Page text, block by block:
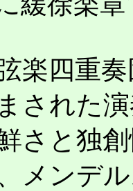
楽四重奏
された
さと独
メンデ